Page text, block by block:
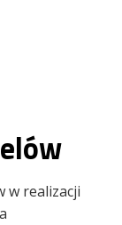
w realizacji